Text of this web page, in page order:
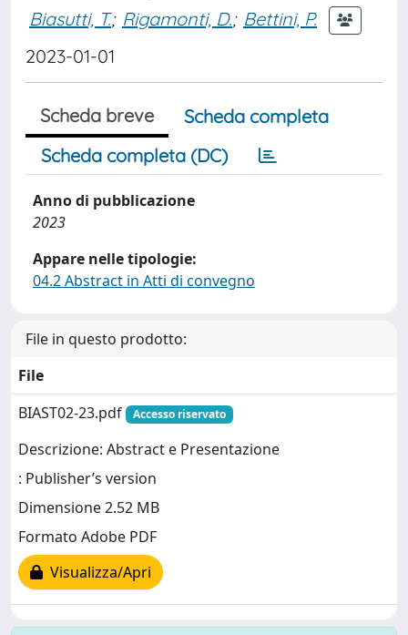
Biasutti, T.; Rigamonti, D.; Bettini, P.
2023-01-01
Scheda breve
Scheda completa
Scheda completa (DC)
Anno di pubblicazione
2023
Appare nelle tipologie:
04.2 Abstract in Atti di convegno
File in questo prodotto:
File
BIAST02-23.pdf
Accesso riservato
Descrizione: Abstract e Presentazione
: Publisher’s version
Dimensione 2.52 MB
Formato Adobe PDF
Visualizza/Apri